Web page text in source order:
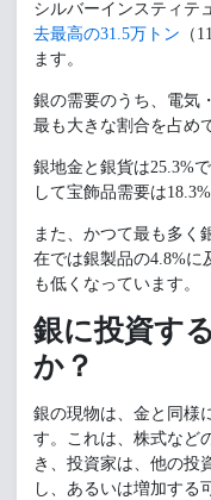
シルバーインスティテ
去最高の31.5万トン （
ます。
銀の需要のうち、電気
最も大きな割合を占め
銀地金と銀貨は25.3%
して宝飾品需要は
また、かつて最も多く
在では銀製品の4.8%に
も低くなっています。
銀に投資す
か？
銀の現物は、金と同様
す。これは、株式など
き、投資家は、他の投
し、あるいは増加する